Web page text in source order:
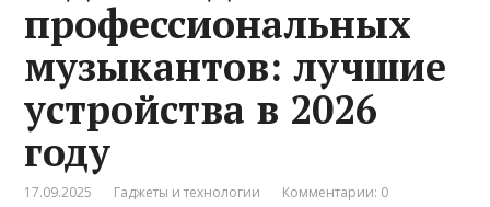
профессиональных
музыкантов: лучшие
устройства в 2026
году
17.09.2025 Гаджеты и технологии Комментарии: 0